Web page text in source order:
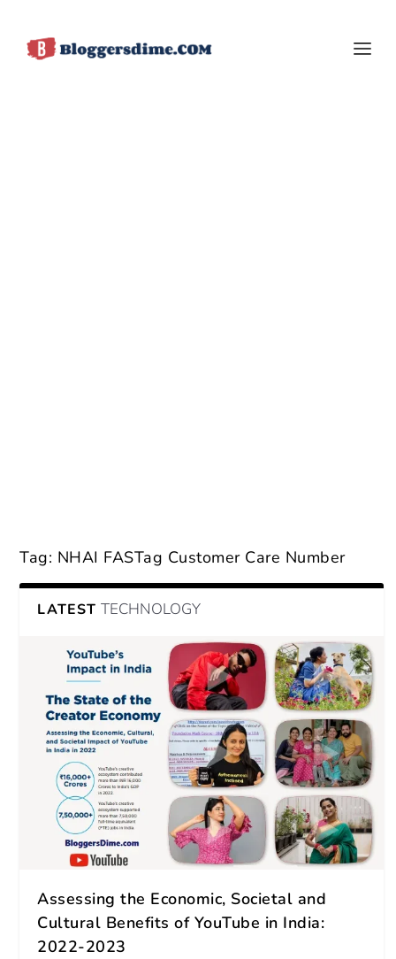
Tag: NHAI FASTag Customer Care Number
LATEST TECHNOLOGY
Assessing the Economic, Societal and
Cultural Benefits of YouTube in India:
2022-2023